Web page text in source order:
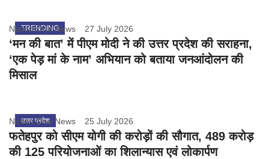
TRENDING
Nation One News 27 July 2026
‘मन की बात’ में पीएम मोदी ने की उत्तर प्रदेश की सराहना,
‘एक पेड़ मां के नाम’ अभियान को बताया जनआंदोलन की
मिसाल
उत्तर प्रदेश
Nation One News 25 July 2026
फतेहपुर को सीएम योगी की करोड़ों की सौगात, 489 करोड़
की 125 परियोजनाओं का शिलान्यास एवं लोकार्पण